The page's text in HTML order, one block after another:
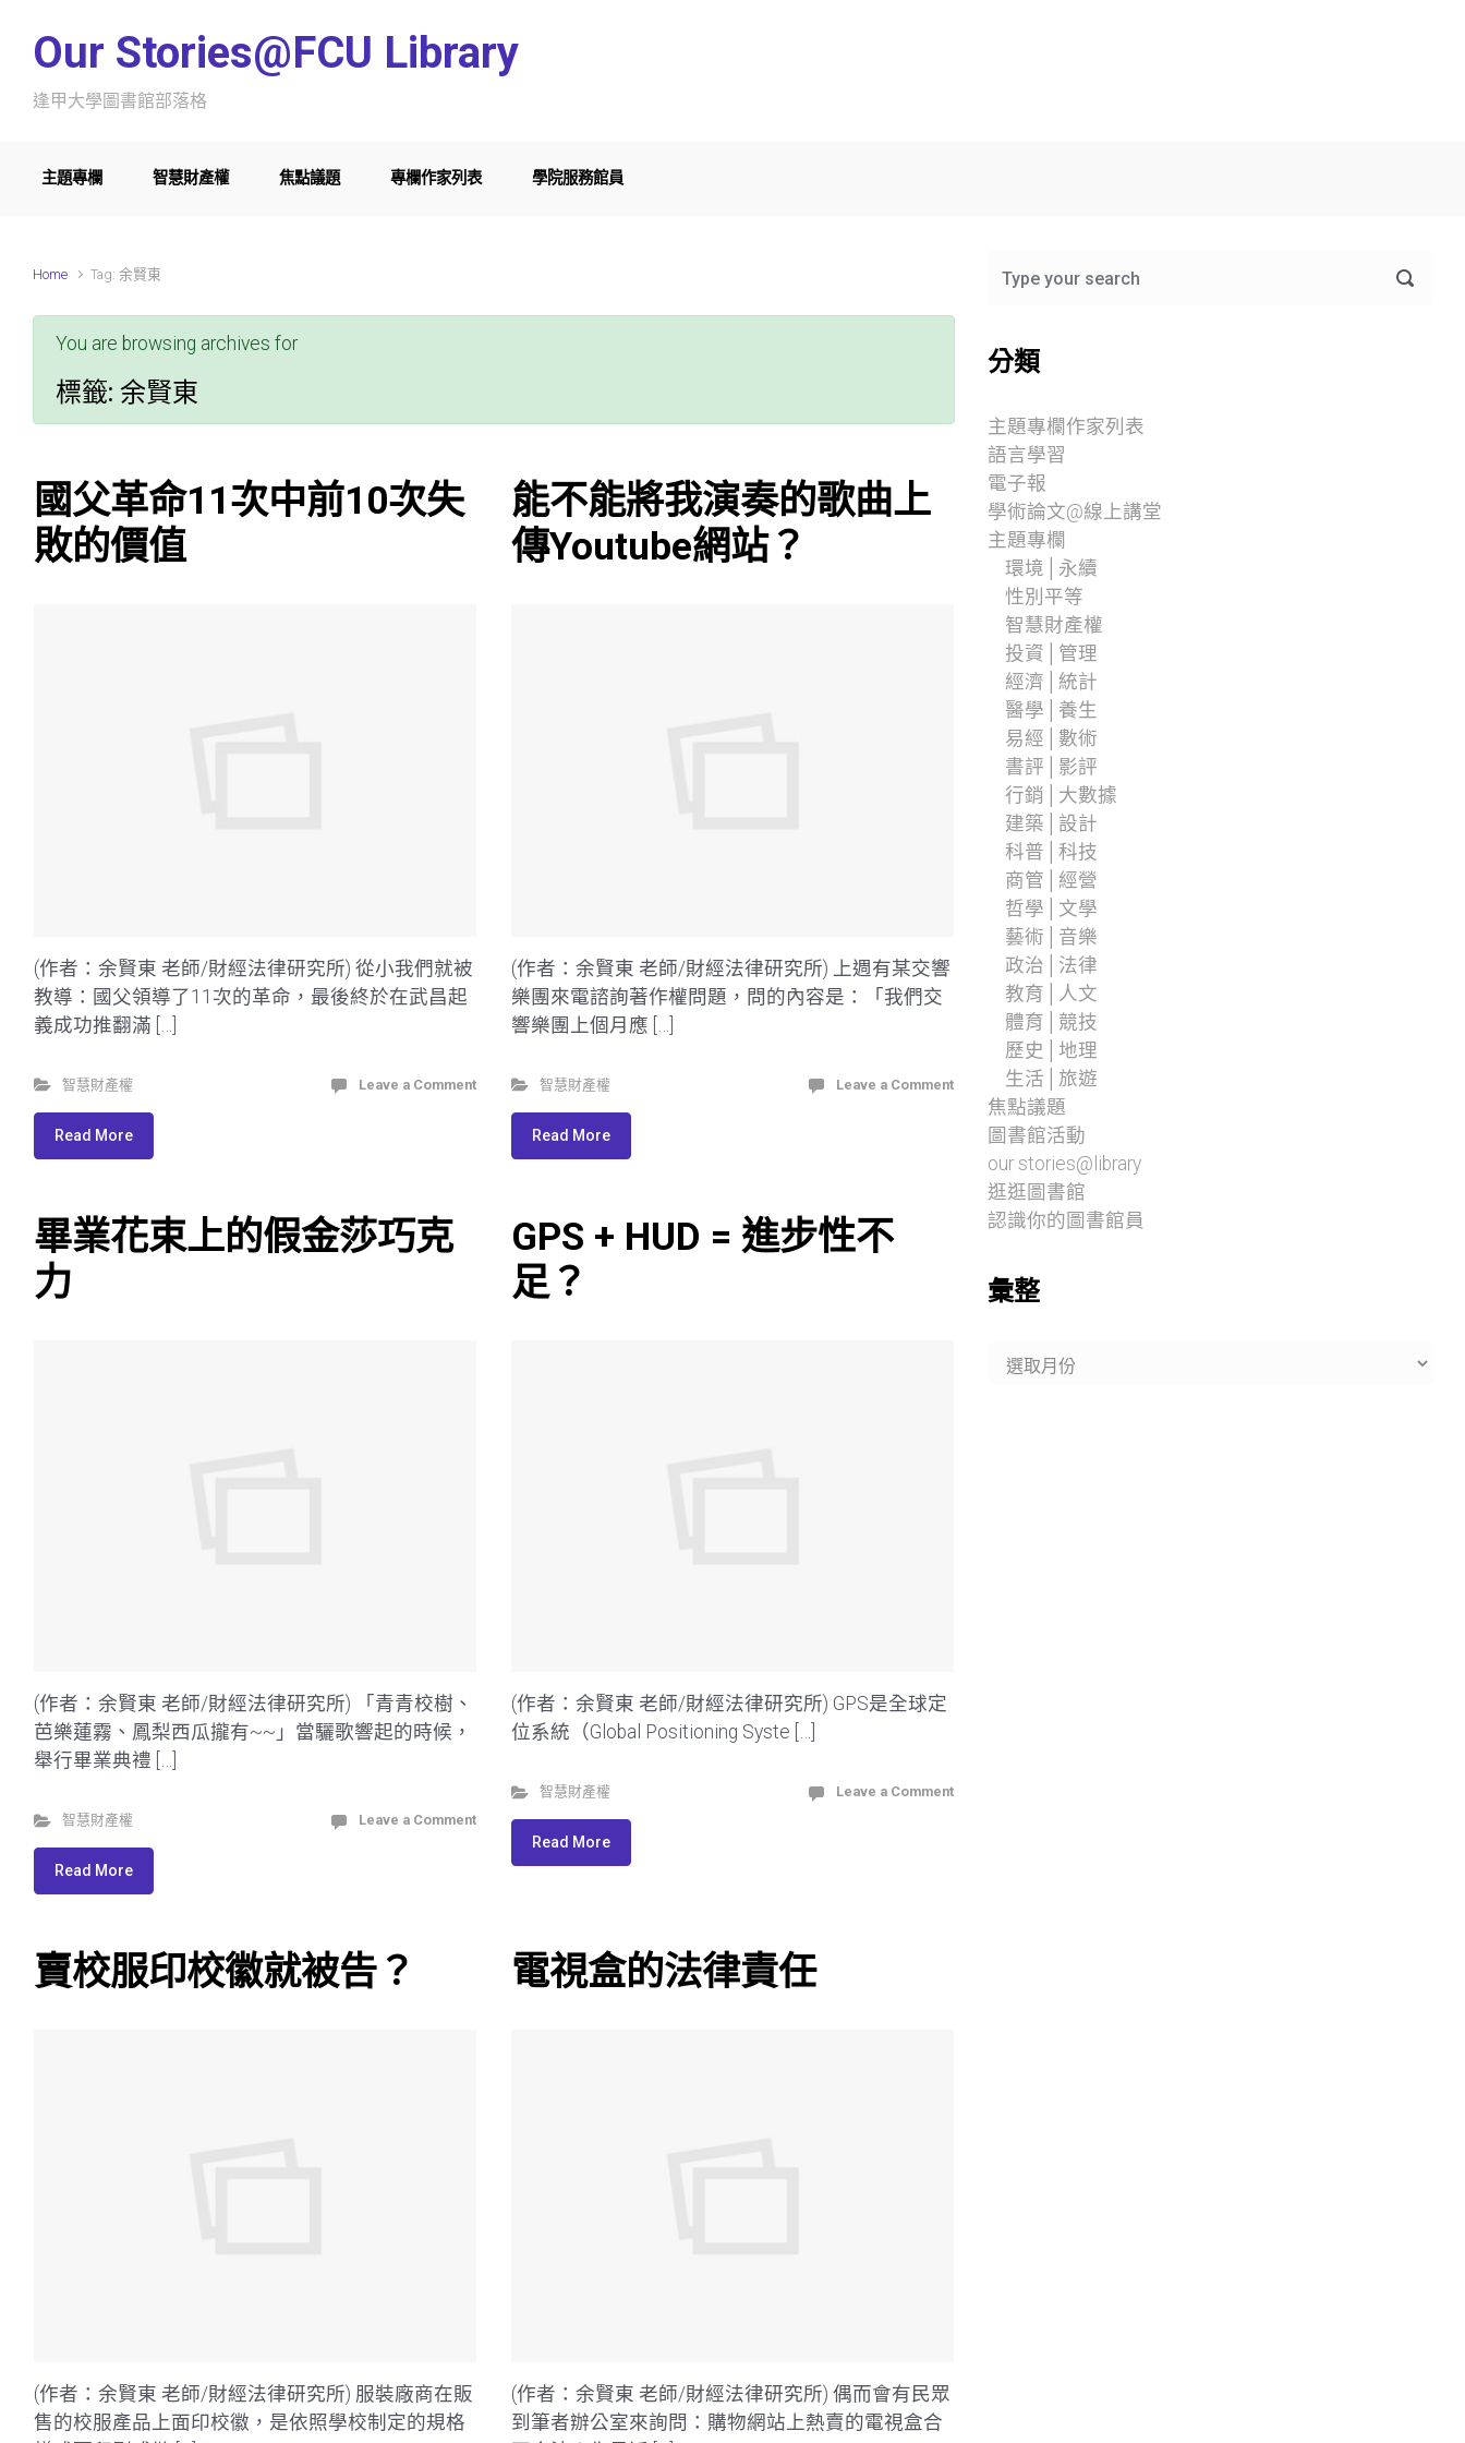
Our Stories@FCU Library
逢甲大學圖書館部落格
主題專欄 智慧財產權 焦點議題 專欄作家列表 學院服務館員
Home Tag: 余賢東
You are browsing archives for
標籤: 余賢東
國父革命11次中前10次失
敗的價值
(作者：余賢東 老師/財經法律研究所) 從小我們就被
教導：國父領導了11次的革命，最後終於在武昌起
義成功推翻滿 […]
智慧財產權 Leave a Comment
Read More
能不能將我演奏的歌曲上
傳Youtube網站？
(作者：余賢東 老師/財經法律研究所) 上週有某交響
樂團來電諮詢著作權問題，問的內容是：「我們交
響樂團上個月應 […]
智慧財產權 Leave a Comment
Read More
畢業花束上的假金莎巧克
力
(作者：余賢東 老師/財經法律研究所) 「青青校樹、
芭樂蓮霧、鳳梨西瓜攏有~~」當驪歌響起的時候，
舉行畢業典禮 […]
智慧財產權 Leave a Comment
Read More
GPS + HUD = 進步性不
足？
(作者：余賢東 老師/財經法律研究所) GPS是全球定
位系統（Global Positioning Syste […]
智慧財產權 Leave a Comment
Read More
賣校服印校徽就被告？
(作者：余賢東 老師/財經法律研究所) 服裝廠商在販
售的校服產品上面印校徽，是依照學校制定的規格
電視盒的法律責任
(作者：余賢東 老師/財經法律研究所) 偶而會有民眾
到筆者辦公室來詢問：購物網站上熱賣的電視盒合
分類
主題專欄作家列表
語言學習
電子報
學術論文@線上講堂
主題專欄
環境│永續
性別平等
智慧財產權
投資│管理
經濟│統計
醫學│養生
易經│數術
書評│影評
行銷│大數據
建築│設計
科普│科技
商管│經營
哲學│文學
藝術│音樂
政治│法律
教育│人文
體育│競技
歷史│地理
生活│旅遊
焦點議題
圖書館活動
our stories@library
逛逛圖書館
認識你的圖書館員
彙整